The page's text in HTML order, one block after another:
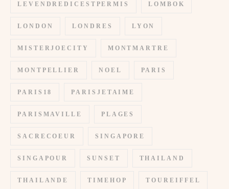
LEVENDREDICESTPERMIS LOMBOK
LONDON LONDRES LYON
MISTERJOECITY MONTMARTRE
MONTPELLIER NOEL PARIS
PARIS18 PARISJETAIME
PARISMAVILLE PLAGES
SACRECOEUR SINGAPORE
SINGAPOUR SUNSET THAILAND
THAILANDE TIMEHOP TOUREIFFEL